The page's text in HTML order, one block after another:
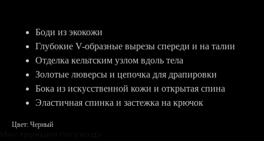
Боди из экокожи
Глубокие V-образные вырезы спереди и на талии
Отделка кельтским узлом вдоль тела
Золотые люверсы и цепочка для драпировки
Бока из искусственной кожи и открытая спина
Эластичная спинка и застежка на крючок
Цвет: Черный